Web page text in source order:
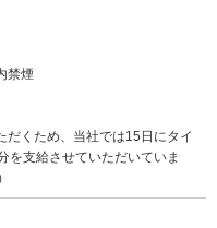
禁煙
だくため、当社では15日にタイ
を支給させていただいていま